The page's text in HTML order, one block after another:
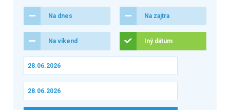
Na dnes Na zajtra
Na víkend Iný dátum